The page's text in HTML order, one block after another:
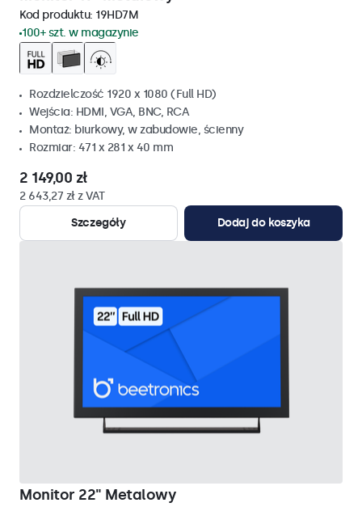
Kod produktu: 19HD7M
100+ szt. w magazynie
Rozdzielczość 1920 x 1080 (Full HD)
Wejścia: HDMI, VGA, BNC, RCA
Montaż: biurkowy, w zabudowie, ścienny
Rozmiar: 471 x 281 x 40 mm
2 149,00 zł
2 643,27 zł z VAT
Szczegóły
Dodaj do koszyka
Monitor 22" Metalowy